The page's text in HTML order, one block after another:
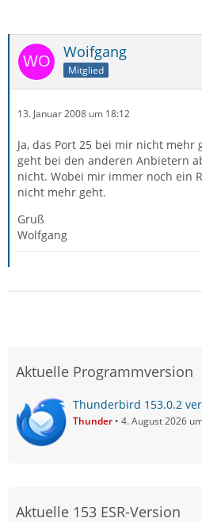
Woifgang
Mitglied
13. Januar 2008 um 18:12
Ja, das Port 25 bei mir nicht mehr
geht bei den anderen Anbietern
nicht. Wobei mir immer noch ein
nicht mehr geht.
Gruß
Wolfgang
Aktuelle Programmversion
Thunderbird 153.0.2
Thunder 4. August 2026
Aktuelle 153 ESR-Version